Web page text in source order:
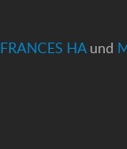
FRANCES HAund